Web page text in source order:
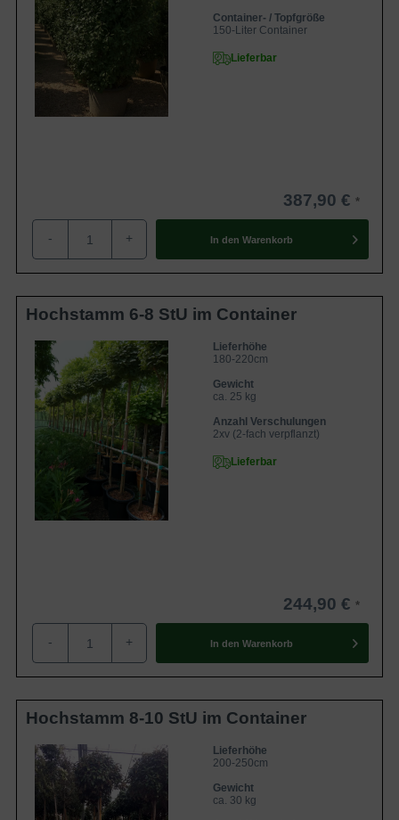
Container- / Topfgröße
150-Liter Container
Lieferbar
387,90 €
- + In den Warenkorb
Hochstamm 6-8 StU im Container
Lieferhöhe
180-220cm
Gewicht
ca. 25 kg
Anzahl Verschulungen
2xv (2-fach verpflanzt)
Lieferbar
244,90 €
- + In den Warenkorb
Hochstamm 8-10 StU im Container
Lieferhöhe
200-250cm
Gewicht
ca. 30 kg